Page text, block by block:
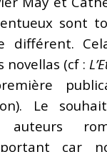
sont
différent.
novellas (cf :
Le
auteurs
car